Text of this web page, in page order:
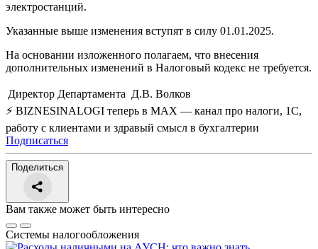
электростанций.
Указанные выше изменения вступят в силу 01.01.2025.
На основании изложенного полагаем, что внесения
дополнительных изменений в Налоговый кодекс не требуется.
Директор Департамента Д.В. Волков
⚡ BIZNESINALOGI теперь в MAX — канал про налоги, 1С,
работу с клиентами и здравый смысл в бухгалтерии
Подписаться
Поделиться
Вам также может быть интересно
Системы налогообложения